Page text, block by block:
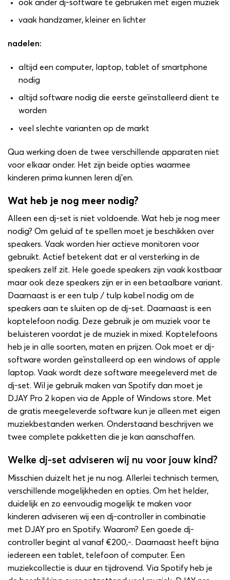
ook ander dj-software te gebruiken met eigen muziek
vaak handzamer, kleiner en lichter
nadelen:
altijd een computer, laptop, tablet of smartphone
nodig
altijd software nodig die eerste geïnstalleerd dient te
worden
veel slechte varianten op de markt
Qua werking doen de twee verschillende apparaten niet
voor elkaar onder. Het zijn beide opties waarmee
kinderen prima kunnen leren dj’en.
Wat heb je nog meer nodig?
Alleen een dj-set is niet voldoende. Wat heb je nog meer
nodig? Om geluid af te spellen moet je beschikken over
speakers. Vaak worden hier actieve monitoren voor
gebruikt. Actief betekent dat er al versterking in de
speakers zelf zit. Hele goede speakers zijn vaak kostbaar
maar ook deze speakers zijn er in een betaalbare variant.
Daarnaast is er een tulp / tulp kabel nodig om de
speakers aan te sluiten op de dj-set. Daarnaast is een
koptelefoon nodig. Deze gebruik je om muziek voor te
beluisteren voordat je de muziek in mixed. Koptelefoons
heb je in alle soorten, maten en prijzen. Ook moet er dj-
software worden geïnstalleerd op een windows of apple
laptop. Vaak wordt deze software meegeleverd met de
dj-set. Wil je gebruik maken van Spotify dan moet je
DJAY Pro 2 kopen via de Apple of Windows store. Met
de gratis meegeleverde software kun je alleen met eigen
muziekbestanden werken. Onderstaand beschrijven we
twee complete pakketten die je kan aanschaffen.
Welke dj-set adviseren wij nu voor jouw kind?
Misschien duizelt het je nu nog. Allerlei technisch termen,
verschillende mogelijkheden en opties. Om het helder,
duidelijk en zo eenvoudig mogelijk te maken voor
kinderen adviseren wij een dj-controller in combinatie
met DJAY pro en Spotify. Waarom? Een goede dj-
controller begint al vanaf €200,-. Daarnaast heeft bijna
iedereen een tablet, telefoon of computer. Een
muziekcollectie is duur en tijdrovend. Via Spotify heb je